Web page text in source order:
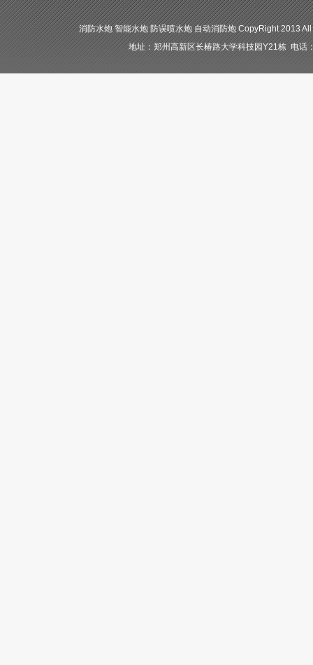
消防水炮 智能水炮 防误喷水炮 自动消防炮 CopyRight 2013
地址：郑州高新区长椿路大学科技园Y21栋 电